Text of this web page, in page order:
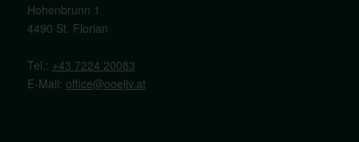
Hohenbrunn 1
4490 St. Florian
Tel.: +43 7224 20083
E-Mail: office@ooeljv.at